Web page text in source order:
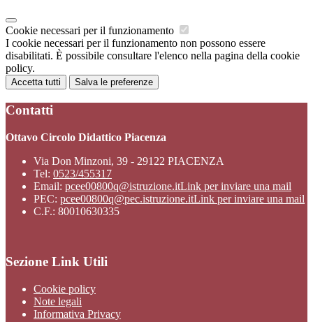
Cookie necessari per il funzionamento
I cookie necessari per il funzionamento non possono essere
disabilitati. È possibile consultare l'elenco nella pagina della cookie
policy.
Accetta tutti Salva le preferenze
Contatti
Ottavo Circolo Didattico Piacenza
Via Don Minzoni, 39 - 29122 PIACENZA
Tel: 0523/455317
Email: pcee00800q@istruzione.itLink per inviare una mail
PEC: pcee00800q@pec.istruzione.itLink per inviare una mail
C.F.: 80010630335
Sezione Link Utili
Cookie policy
Note legali
Informativa Privacy